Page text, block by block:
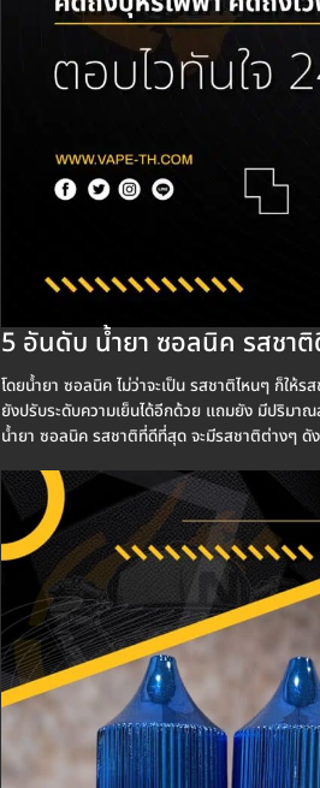
5 อันดับ น้ำยา ซอลนิค รสชาติ
โดยน้ำยา ซอลนิค ไม่ว่าจะเป็น รสชาติไหนๆ ก็ใ
ยังปรับระดับความเย็นได้อีกด้วย แถมยัง มีปริมา
น้ำยา ซอลนิค รสชาติที่ดีที่สุด จะมีรสชาติต่างๆ ดั